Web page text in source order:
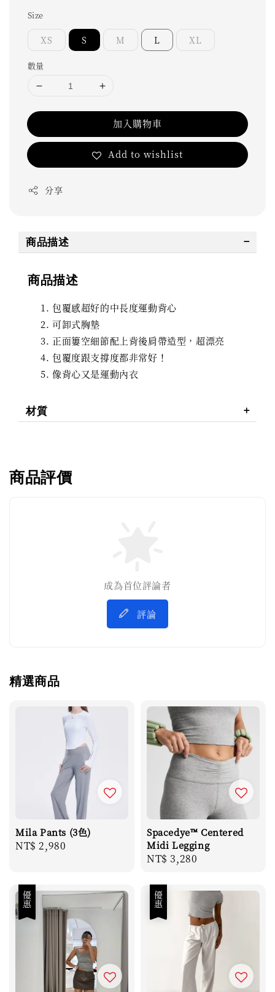
Size
XS S M L XL
數量
加入購物車
Add to wishlist
分享
商品描述
商品描述
包覆感超好的中長度運動背心
可卸式胸墊
正面簍空細節配上背後肩帶造型，超漂亮
包覆度跟支撐度都非常好！
像背心又是運動內衣
材質
商品評價
成為首位評論者
評論
精選商品
Mila Pants (3色)
Regular
NT$ 2,980
Spacedye™ Centered
Midi Legging
Regular
NT$ 3,280
優惠 優惠